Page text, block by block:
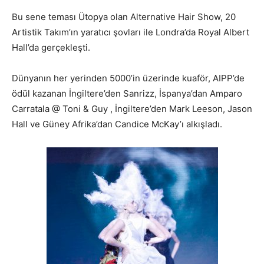
Bu sene teması Ütopya olan Alternative Hair Show, 20
Artistik Takım’ın yaratıcı şovları ile Londra’da Royal Albert
Hall’da gerçekleşti.
Dünyanın her yerinden 5000’in üzerinde kuaför, AIPP’de
ödül kazanan İngiltere’den Sanrizz, İspanya’dan Amparo
Carratala @ Toni & Guy , İngiltere’den Mark Leeson, Jason
Hall ve Güney Afrika’dan Candice McKay’ı alkışladı.